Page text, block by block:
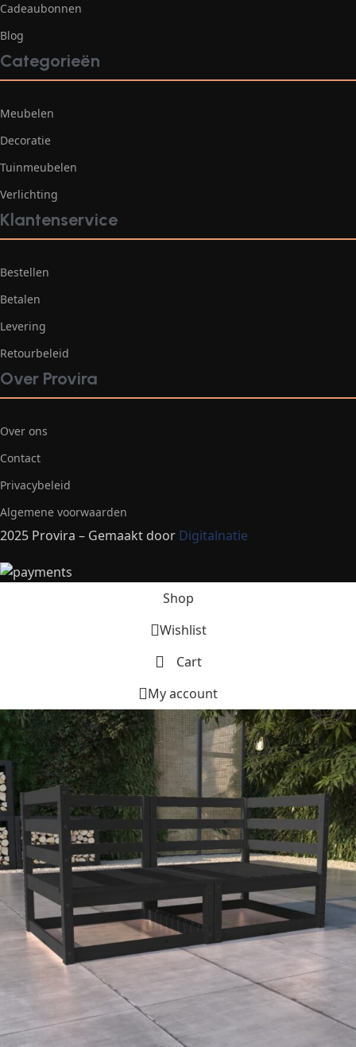
Cadeaubonnen
Blog
Categorieën
Meubelen
Decoratie
Tuinmeubelen
Verlichting
Klantenservice
Bestellen
Betalen
Levering
Retourbeleid
Over Provira
Over ons
Contact
Privacybeleid
Algemene voorwaarden
2025 Provira – Gemaakt door Digitalnatie
Shop
Wishlist
Cart
My account